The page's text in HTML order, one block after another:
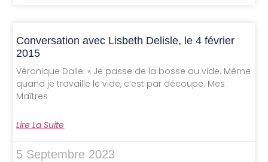
Conversation avec Lisbeth Delisle, le 4 février
2015
Véronique Dalle. « Je passe de la bosse au vide. Même
quand je travaille le vide, c’est par découpe. Mes
Maîtres
Lire La Suite
5 Septembre 2023